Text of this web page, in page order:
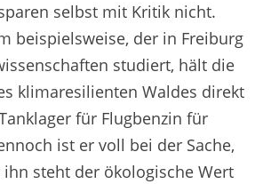
selbst mit Kritik nicht.
beispielsweise, der in Freiburg
studiert, hält die
klimaresilienten Waldes direkt
für Flugbenzin für
ist er voll bei der Sache,
steht der ökologische Wert